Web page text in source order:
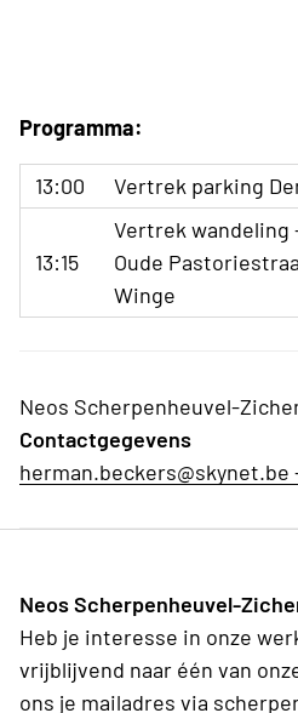
Programma:
13:00 Vertrek parking
13:15
Vertrek wandeling
Oude
Winge
Neos Scherpenheuvel-
Contactgegevens
herman.beckers@skynet.be -
Neos Scherpenheuvel-
Heb je interesse in onze
vrijblijvend naar één van
ons je mailadres via